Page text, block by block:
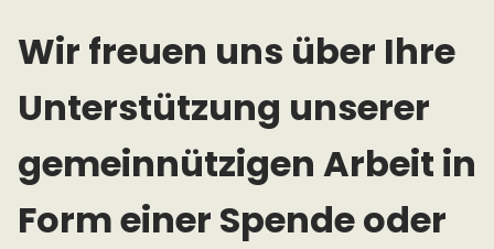
Wir freuen uns über Ihre
Unterstützung unserer
gemeinnützigen Arbeit in
Form einer Spende oder